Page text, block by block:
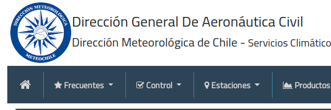
Frecuentes Control Estaciones Productos